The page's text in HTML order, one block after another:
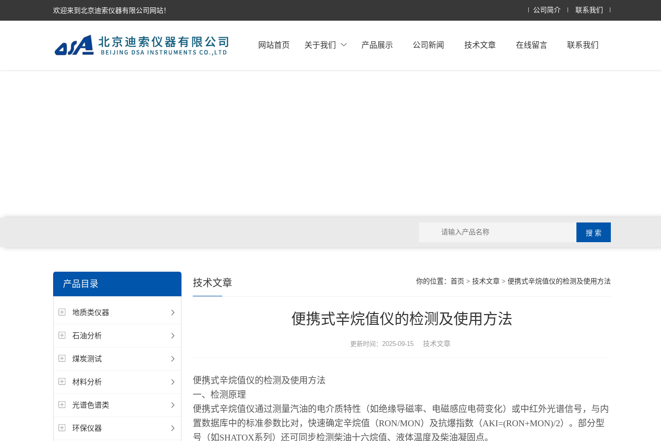
欢迎来到北京迪索仪器有限公司网站！ 公司简介 联系我们
网站首页 关于我们 产品展示 公司新闻 技术文章 在线留言 联系我们
产品目录
地质类仪器
石油分析
煤炭测试
材料分析
光谱色谱类
环保仪器
你的位置： 首页 > 技术文章 > 便携式辛烷值仪的检测及使用方法
技术文章
便携式辛烷值仪的检测及使用方法
更新时间：2025-09-15 技术文章
便携式辛烷值仪的检测及使用方法
一、检测原理
便携式辛烷值仪通过测量汽油的电介质特性（如绝缘导磁率、电磁感应电荷变化）或中红外光谱信号，与内
置数据库中的标准参数比对，快速确定辛烷值（RON/MON）及抗爆指数（AKI=(RON+MON)/2）。部分型
号（如SHATOX系列）还可同步检测柴油十六烷值、液体温度及柴油凝固点。